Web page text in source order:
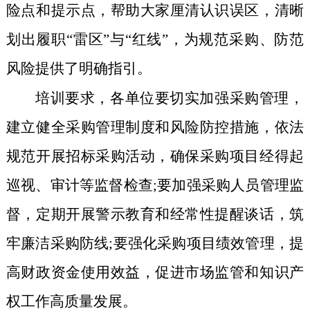
险点和提示点，帮助大家厘清认识误区，清晰
划出履职“雷区”与“红线”，为规范采购、防范
风险提供了明确指引。
培训要求，各单位要切实加强采购管理，
建立健全采购管理制度和风险防控措施，依法
规范开展招标采购活动，确保采购项目经得起
巡视、审计等监督检查;要加强采购人员管理监
督，定期开展警示教育和经常性提醒谈话，筑
牢廉洁采购防线;要强化采购项目绩效管理，提
高财政资金使用效益，促进市场监管和知识产
权工作高质量发展。